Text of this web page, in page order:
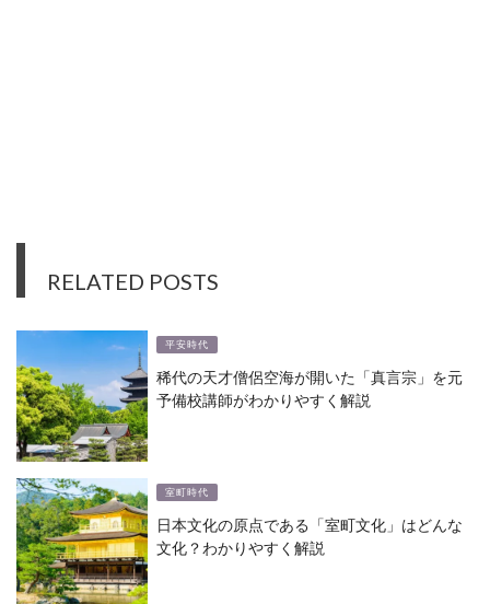
RELATED POSTS
平安時代
稀代の天才僧侶空海が開いた「真言宗」を元
予備校講師がわかりやすく解説
室町時代
日本文化の原点である「室町文化」はどんな
文化？わかりやすく解説